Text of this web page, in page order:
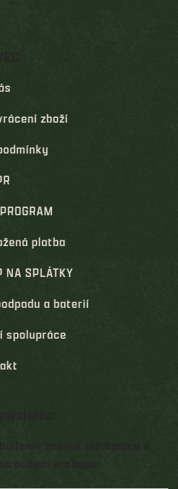
zboží
platba
NA SPLÁTKY
a baterií
spolupráce